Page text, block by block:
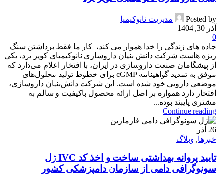
Posted by
مدیریت نانوکیمیا
آذر 30, 1404
0
جاده های زندگی را خدا هموار می کند، کار ما فقط برداشتن سنگ
ریزه هاست شرکت دانش بنیان داروسازی نانوکیمیای کویر یزد، یکی
از پیشگامان صنعت داروسازی در ایران، با افتخار اعلام می‌دارد که
موفق به تمدید گواهینامه cGMP برای خطوط تولید محلول‌های
موضعی دارویی خود شده است. این شرکت دانش‌بنیان داروسازی،
افتخار دارد همواره بر اصل ارائه محصول باکیفیت و سالم به
مشتری پایبند بوده...
Continue reading
26 آذر
خبرها, وبلاگ
تایید پروانه بهداشتی ساخت و اخذ کد IVC ژل
سونوگرافی دامی از سازمان دامپزشکی کشور